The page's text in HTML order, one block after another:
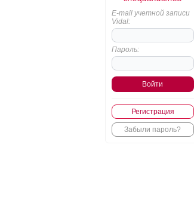
E-mail учетной записи
Vidal:
Пароль:
Регистрация
Забыли пароль?